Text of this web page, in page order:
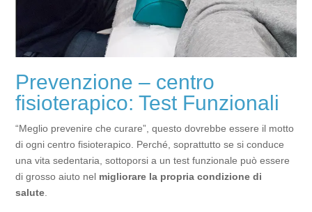
Prevenzione – centro
fisioterapico: Test Funzionali
“Meglio prevenire che curare”, questo dovrebbe essere il motto
di ogni centro fisioterapico. Perché, soprattutto se si conduce
una vita sedentaria, sottoporsi a un test funzionale può essere
di grosso aiuto nel migliorare la propria condizione di
salute.